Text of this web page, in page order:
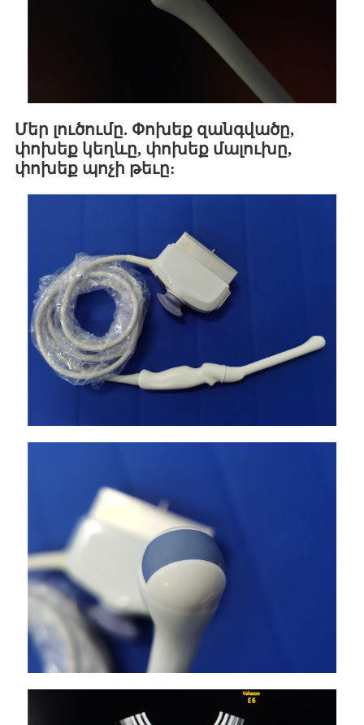
Մեր լուծումը. Փոխեք զանգվածը,
փոխեք կեղևը, փոխեք մալուխը,
փոխեք պոչի թեւը: